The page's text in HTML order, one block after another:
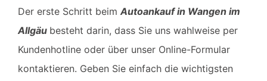
Der erste Schritt beimAutoankauf in Wangen im
Allgäu besteht darin, dass Sie uns wahlweise per
Kundenhotline oder über unser Online-Formular
kontaktieren. Geben Sie einfach die wichtigsten